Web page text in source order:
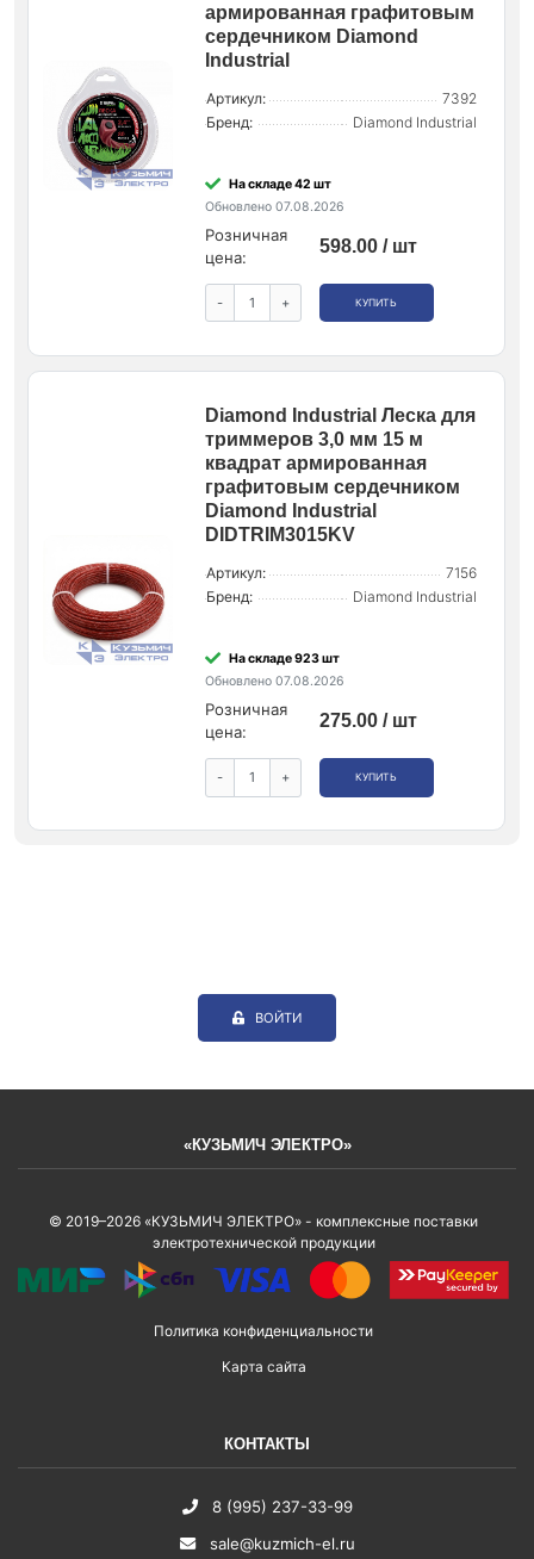
армированная графитовым
сердечником Diamond
Industrial
Артикул:
7392
Бренд:
Diamond Industrial
На складе 42 шт
Обновлено 07.08.2026
Розничная
цена:
598.00 / шт
- + КУПИТЬ
Diamond Industrial Леска для
триммеров 3,0 мм 15 м
квадрат армированная
графитовым сердечником
Diamond Industrial
DIDTRIM3015KV
Артикул:
7156
Бренд:
Diamond Industrial
На складе 923 шт
Обновлено 07.08.2026
Розничная
цена:
275.00 / шт
- + КУПИТЬ
ВОЙТИ
«КУЗЬМИЧ ЭЛЕКТРО»
© 2019–2026 «КУЗЬМИЧ ЭЛЕКТРО» - комплексные поставки
электротехнической продукции
Политика конфиденциальности
Карта сайта
КОНТАКТЫ
8 (995) 237-33-99
sale@kuzmich-el.ru